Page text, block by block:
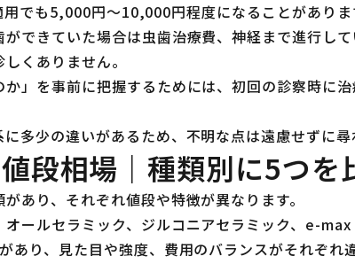
でも5,000円〜10,000円程度になることがありま
ができていた場合は虫歯治療費、神経まで進行し
くありません。
か」を事前に把握するためには、初回の診察時に
多少の違いがあるため、不明な点は遠慮せずに尋
段相場｜種類別に5つを
あり、それぞれ値段や特徴が異なります。
ールセラミック、ジルコニアセラミック、e-
あり、見た目や強度、費用のバランスがそれぞれ